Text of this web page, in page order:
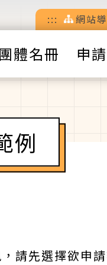
::: 網站
團體名冊 申
例
請先選擇欲申